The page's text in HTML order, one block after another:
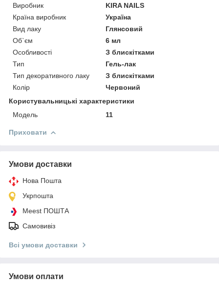
Виробник
KIRA NAILS
Країна виробник
Україна
Вид лаку
Глянсовий
Об`єм
6 мл
Особливості
З блискітками
Тип
Гель-лак
Тип декоративного лаку
З блискітками
Колір
Червоний
Користувальницькі характеристики
Мoдель
11
Приховати
Умови доставки
Нова Пошта
Укрпошта
Meest ПОШТА
Самовивіз
Всі умови доставки
Умови оплати